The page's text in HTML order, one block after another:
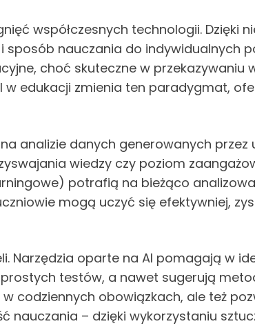
współczesnych technologii. Dzięki
nauczania do indywidualnych
choć skuteczne w przekazywaniu
edukacji zmienia ten paradygmat,
analizie danych generowanych przez
wiedzy czy poziom
potrafią na bieżąco
mogą uczyć się efektywniej,
Narzędzia oparte na AI pomagają w
testów, a nawet sugerują
codziennych obowiązkach, ale też
– dzięki wykorzystaniu